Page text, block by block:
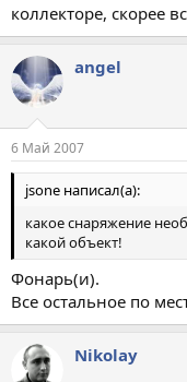
коллекторе, скорее
angel
6 Май 2007
jsone написал(а):
какое снаряжение
какой объект!
Фонарь(и).
Все остальное по
Nikolay